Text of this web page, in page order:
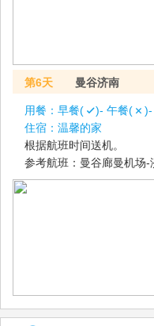
第6天 曼谷济南
用餐： 早餐( )- 午餐( )-
住宿： 温馨的家
根据航班时间送机。